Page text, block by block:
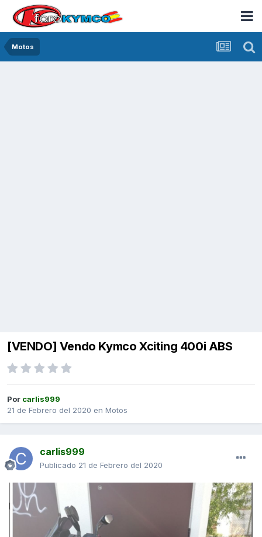
Motos
[VENDO] Vendo Kymco Xciting 400i ABS
Por carlis999
21 de Febrero del 2020 en Motos
carlis999
Publicado 21 de Febrero del 2020